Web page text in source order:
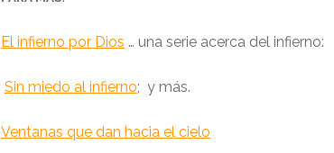
El infierno por Dios … una serie acerca del infierno:
Sin miedo al infierno; y más.
Ventanas que dan hacia el cielo